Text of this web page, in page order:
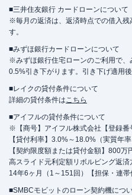
■三井住友銀行 カードローンについて
※毎月の返済は、返済時点での借入残
す。
■みずほ銀行カードローンについて
※みずほ銀行住宅ローンのご利用で
0.5%引き下がります。引き下げ適用
■レイクの貸付条件について
詳細の貸付条件はこちら
■アイフルの貸付条件について
※【商号】アイフル株式会社【登録
【貸付利率】3.0%～18.0%（実質年
【契約限度額または貸付金額】800
高スライド元利定額リボルビング返
14年6ヶ月（1～151回）【担保・連
■SMBCモビットのローン契約機につ